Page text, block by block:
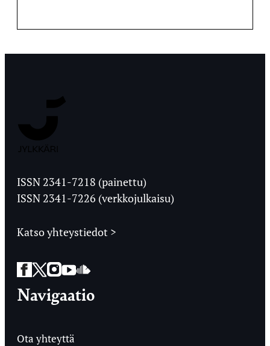
Ylioppilaslehti
ISSN 2341-7218 (painettu)
ISSN 2341-7226 (verkkojulkaisu)
Katso yhteystiedot >
Facebook
Twitter
Instagram
YouTube
SoundCloud
Navigaatio
Ota yhteyttä